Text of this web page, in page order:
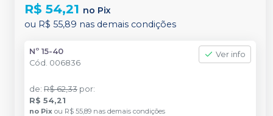
R$ 54,21 no Pix
ou R$ 55,89 nas demais condições
Nº 15-40
Cód. 006836
Ver info
de: R$ 62,33 por:
R$ 54,21
no Pix ou R$ 55,89 nas demais condições